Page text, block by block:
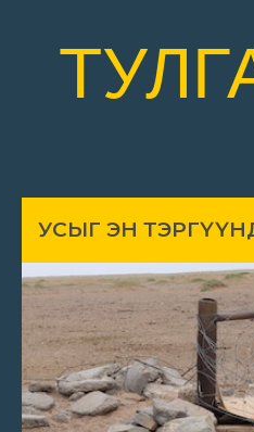
УСЫГ ЭН